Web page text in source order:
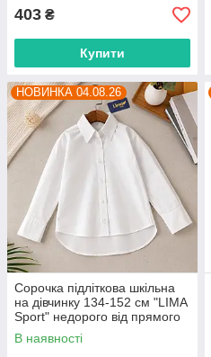
403 ₴
Купити
НОВИНКА 04.08.26
Сорочка підліткова шкільна
на дівчинку 134-152 см "LIMA
Sport" недорого від прямого
постачальника
В наявності